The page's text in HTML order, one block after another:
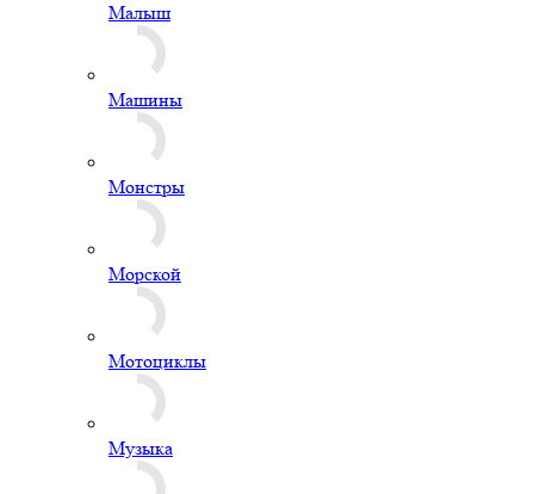
Малыш
Машины
Монстры
Морской
Мотоциклы
Музыка